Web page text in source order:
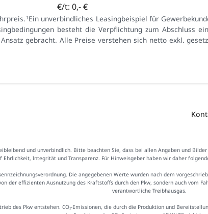
€/t: 0,- €
1Ein unverbindliches Leasingbeispiel für
besteht die Verpflichtung zum Abschluss
gebracht. Alle Preise verstehen sich netto exkl.
und unverbindlich. Bitte beachten Sie, dass bei allen Angaben und
Ehrlichkeit, Integrität und Transparenz. Für Hinweisgeber haben wir daher
Die angegebenen Werte wurden nach dem
der effizienten Ausnutzung des Kraftstoffs durch den Pkw, sondern auch vom
verantwortliche Treibhausgas.
des Pkw entstehen. CO₂-Emissionen, die durch die Produktion und